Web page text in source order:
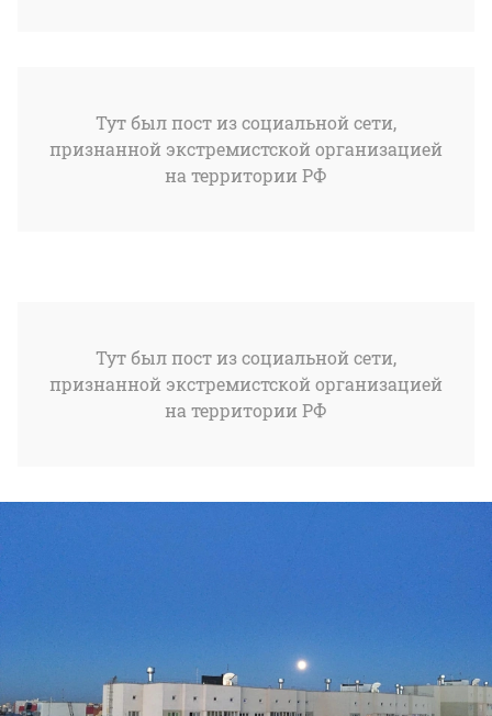
Тут был пост из социальной сети,
признанной экстремистской организацией
на территории РФ
Тут был пост из социальной сети,
признанной экстремистской организацией
на территории РФ